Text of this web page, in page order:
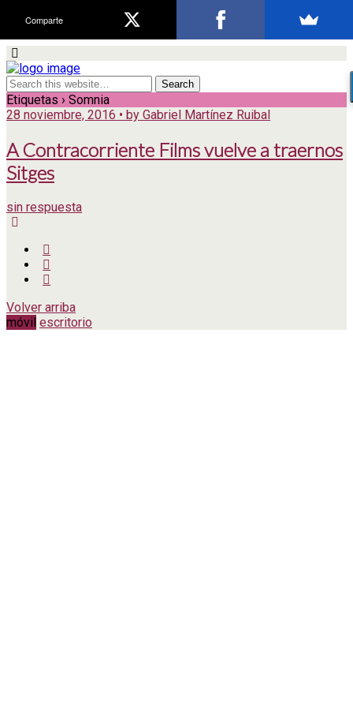
Etiquetas › Somnia
28 noviembre, 2016 • by Gabriel Martínez Ruibal
A Contracorriente Films vuelve a traernos
Sitges
sin respuesta
Volver arriba
móvil escritorio
Comparte